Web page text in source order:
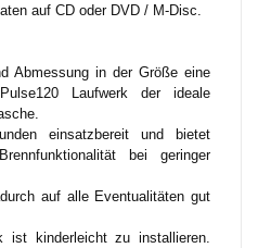
auf CD oder DVD / M-Disc.
Abmessung in der Größe eine
Laufwerk der ideale
einsatzbereit und bietet
bei geringer
auf alle Eventualitäten gut
ist kinderleicht zu installieren.